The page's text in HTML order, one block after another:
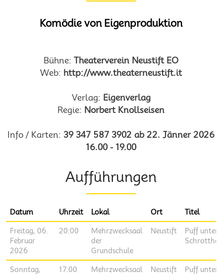
Komödie von Eigenproduktion
Bühne: Theaterverein Neustift EO
Web: http://www.theaterneustift.it
Verlag: Eigenverlag
Regie: Norbert Knollseisen
Info / Karten: 39 347 587 3902 ab 22. Jänner 2026
16.00 - 19.00
Aufführungen
Datum Uhrzeit Lokal Ort Titel
Freitag, 06.
Februar
2026
20:00
Mehrzwecksaal
der
Grundschule
Neustift
Puff
Sonntag,
17:00
Mehrzwecksaal
Neustift
Puff